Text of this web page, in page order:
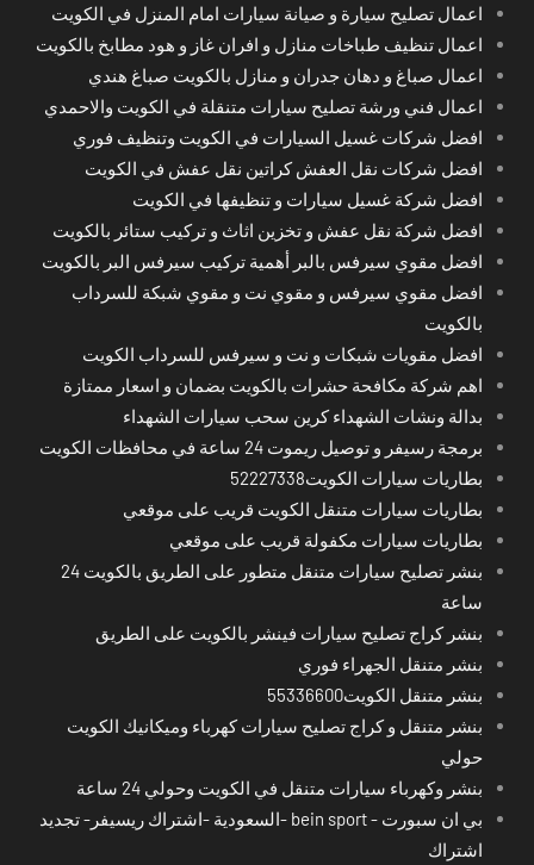
اعمال تصليح سيارة و صيانة سيارات امام المنزل في الكويت
اعمال تنظيف طباخات منازل و افران غاز و هود مطابخ بالكويت
اعمال صباغ و دهان جدران و منازل بالكويت صباغ هندي
اعمال فني ورشة تصليح سيارات متنقلة في الكويت والاحمدي
افضل شركات غسيل السيارات في الكويت وتنظيف فوري
افضل شركات نقل العفش كراتين نقل عفش في الكويت
افضل شركة غسيل سيارات و تنظيفها في الكويت
افضل شركة نقل عفش و تخزين اثاث و تركيب ستائر بالكويت
افضل مقوي سيرفس بالبر أهمية تركيب سيرفس البر بالكويت
افضل مقوي سيرفس و مقوي نت و مقوي شبكة للسرداب
بالكويت
افضل مقويات شبكات و نت و سيرفس للسرداب الكويت
اهم شركة مكافحة حشرات بالكويت بضمان و اسعار ممتازة
بدالة ونشات الشهداء كرين سحب سيارات الشهداء
برمجة رسيفر و توصيل ريموت 24 ساعة في محافظات الكويت
بطاريات سيارات الكويت52227338
بطاريات سيارات متنقل الكويت قريب على موقعي
بطاريات سيارات مكفولة قريب على موقعي
بنشر تصليح سيارات متنقل متطور على الطريق بالكويت 24
ساعة
بنشر كراج تصليح سيارات فينشر بالكويت على الطريق
بنشر متنقل الجهراء فوري
بنشر متنقل الكويت55336600
بنشر متنقل و كراج تصليح سيارات كهرباء وميكانيك الكويت
حولي
بنشر وكهرباء سيارات متنقل في الكويت وحولي 24 ساعة
بي ان سبورت - bein sport -السعودية -اشتراك ريسيفر- تجديد
اشتراك